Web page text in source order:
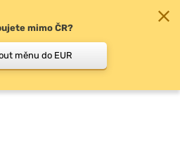
mimo ČR?
měnu do EUR